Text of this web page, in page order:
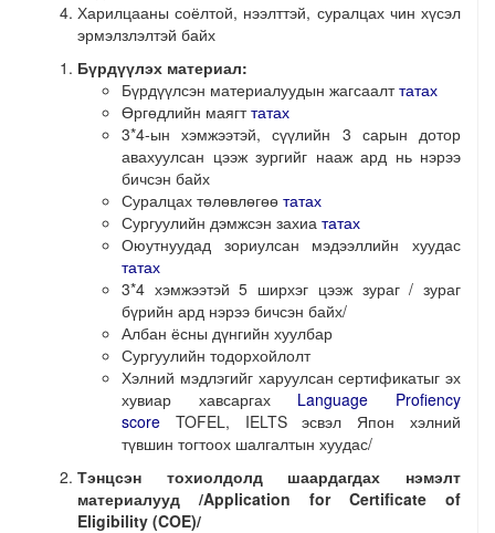
Харилцааны соёлтой, нээлттэй, суралцах чин хүсэл
эрмэлзлэлтэй байх
Бүрдүүлэх материал:
Бүрдүүлсэн материалуудын жагсаалттатах
Өргөдлийн маягттатах
3*4-ын хэмжээтэй, сүүлийн 3 сарын дотор
авахуулсан цээж зургийг нааж ард нь нэрээ
бичсэн байх
Суралцах төлөвлөгөө татах
Сургуулийн дэмжсэн захиа татах
Оюутнуудад зориулсан мэдээллийн хуудас
татах
3*4 хэмжээтэй 5 ширхэг цээж зураг / зураг
бүрийн ард нэрээ бичсэн байх/
Албан ёсны дүнгийн хуулбар
Сургуулийн тодорхойлолт
Хэлний мэдлэгийг харуулсан сертификатыг эх
хувиар хавсаргах Language Profiency
score
TOFEL, IELTS эсвэл Япон хэлний
түвшин тогтоох шалгалтын хуудас/
Тэнцсэн тохиолдолд шаардагдах нэмэлт
материалууд /Application for Certificate of
Eligibility (COE)/